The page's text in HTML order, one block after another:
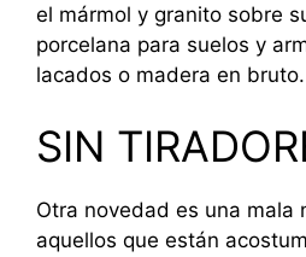
el mármol y granito sobre
porcelana para suelos y
lacados o madera en bruto.
SIN
Otra novedad es una mala
aquellos que están